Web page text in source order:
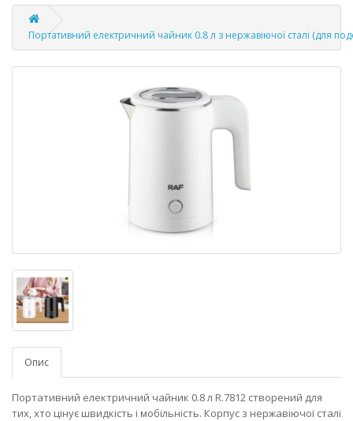
Портативний електричний чайник 0.8 л з нержавіючої сталі (для
Опис
Портативний електричний чайник 0.8 л R.7812 створений для
тих, хто цінує швидкість і мобільність. Корпус з нержавіючої сталі